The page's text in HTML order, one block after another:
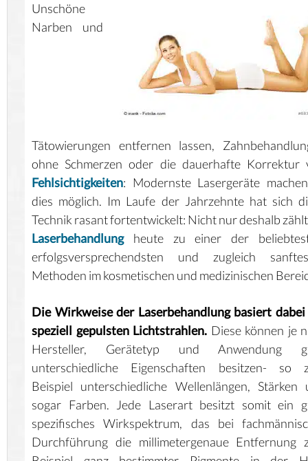
Unschöne
Narben und
Tätowierungen entfernen lassen,
ohne Schmerzen oder die dauerhafte Korrektur
Fehlsichtigkeiten: Modernste Lasergeräte
dies möglich. Im Laufe der Jahrzehnte hat sich
Technik rasant fortentwickelt: Nicht nur deshalb
Laserbehandlungheute zu einer der
erfolgsversprechendsten und zugleich
Methoden im kosmetischen und medizinischen
Die Wirkweise der Laserbehandlung basiert
speziell gepulsten Lichtstrahlen. Diese können je
Hersteller, Gerätetyp und Anwendung
unterschiedliche Eigenschaften besitzen- so
Beispiel unterschiedliche Wellenlängen, Stärken
sogar Farben. Jede Laserart besitzt somit ein
spezifisches Wirkspektrum, das bei
Durchführung die millimetergenaue Entfernung